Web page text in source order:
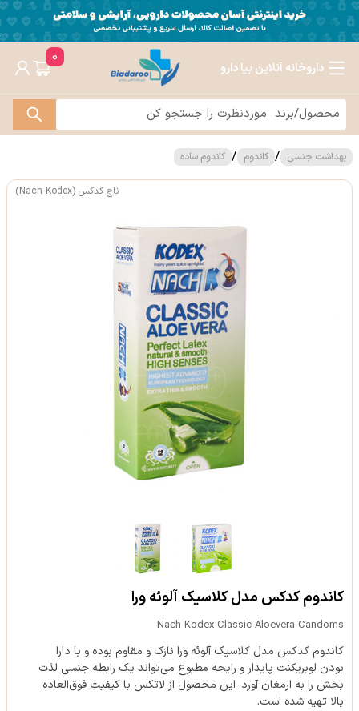
داروخانه آنلاین بیا دارو
0
بهداشت جنسی / کاندوم / کاندوم ساده
ناچ کدکس (Nach Kodex)
کاندوم کدکس مدل کلاسیک آلوئه ورا
Nach Kodex Classic Aloevera Candoms
کاندوم کدکس مدل کلاسیک آلوئه ورا نازک و مقاوم بوده و با دارا
بودن لوبریکنت پایدار و رایحه مطبوع می‌تواند یک رابطه جنسی لذت
بخش را به ارمغان آورد. این محصول از لاتکس با کیفیت فوق‌العاده
بالا تهیه شده است.